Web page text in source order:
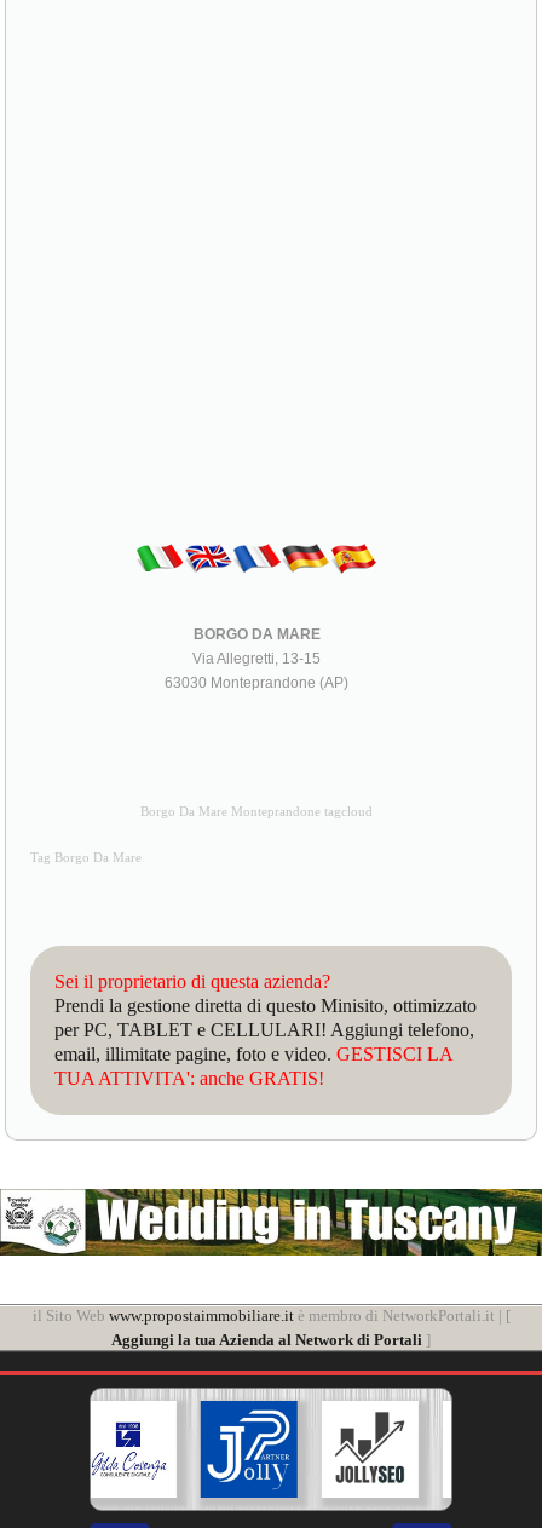
BORGO DA MARE
Via Allegretti, 13-15
63030 Monteprandone (AP)
Borgo Da Mare Monteprandone tagcloud
Tag Borgo Da Mare
Sei il proprietario di questa azienda?
Prendi la gestione diretta di questo Minisito, ottimizzato
per PC, TABLET e CELLULARI! Aggiungi telefono,
email, illimitate pagine, foto e video.GESTISCI LA
TUA ATTIVITA': anche GRATIS!
il Sito Web www.propostaimmobiliare.itè membro di NetworkPortali.it | [
Aggiungi la tua Azienda al Network di Portali ]